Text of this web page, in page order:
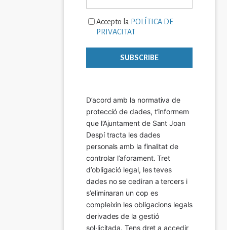
Accepto la POLÍTICA DE
PRIVACITAT
D’acord amb la normativa de
protecció de dades, t’informem
que l’Ajuntament de Sant Joan
Despí tracta les dades
personals amb la finalitat de
controlar l’aforament. Tret
d’obligació legal, les teves
dades no se cediran a tercers i
s’eliminaran un cop es
compleixin les obligacions legals
derivades de la gestió
sol·licitada. Tens dret a accedir